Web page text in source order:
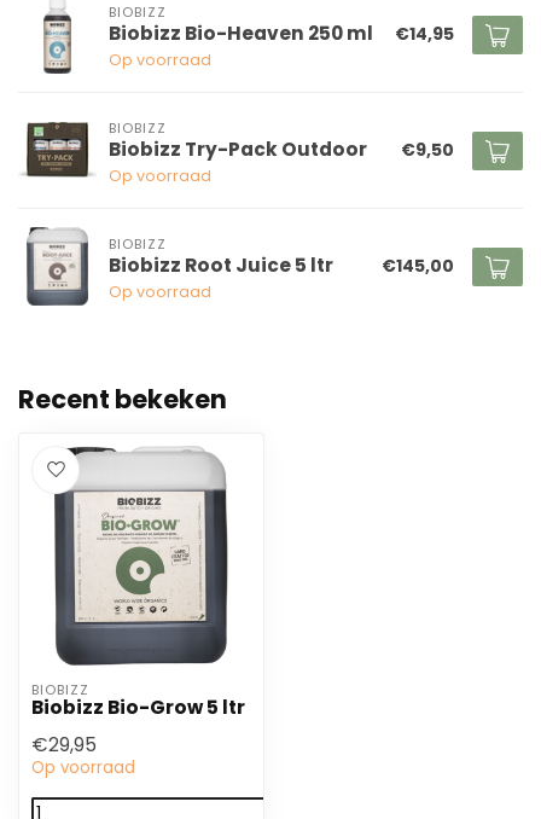
BIOBIZZ
Biobizz Bio-Heaven 250 ml
Op voorraad
€14,95
BIOBIZZ
Biobizz Try-Pack Outdoor
Op voorraad
€9,50
BIOBIZZ
Biobizz Root Juice 5 ltr
Op voorraad
€145,00
Recent bekeken
BIOBIZZ
Biobizz Bio-Grow 5 ltr
€29,95
Op voorraad